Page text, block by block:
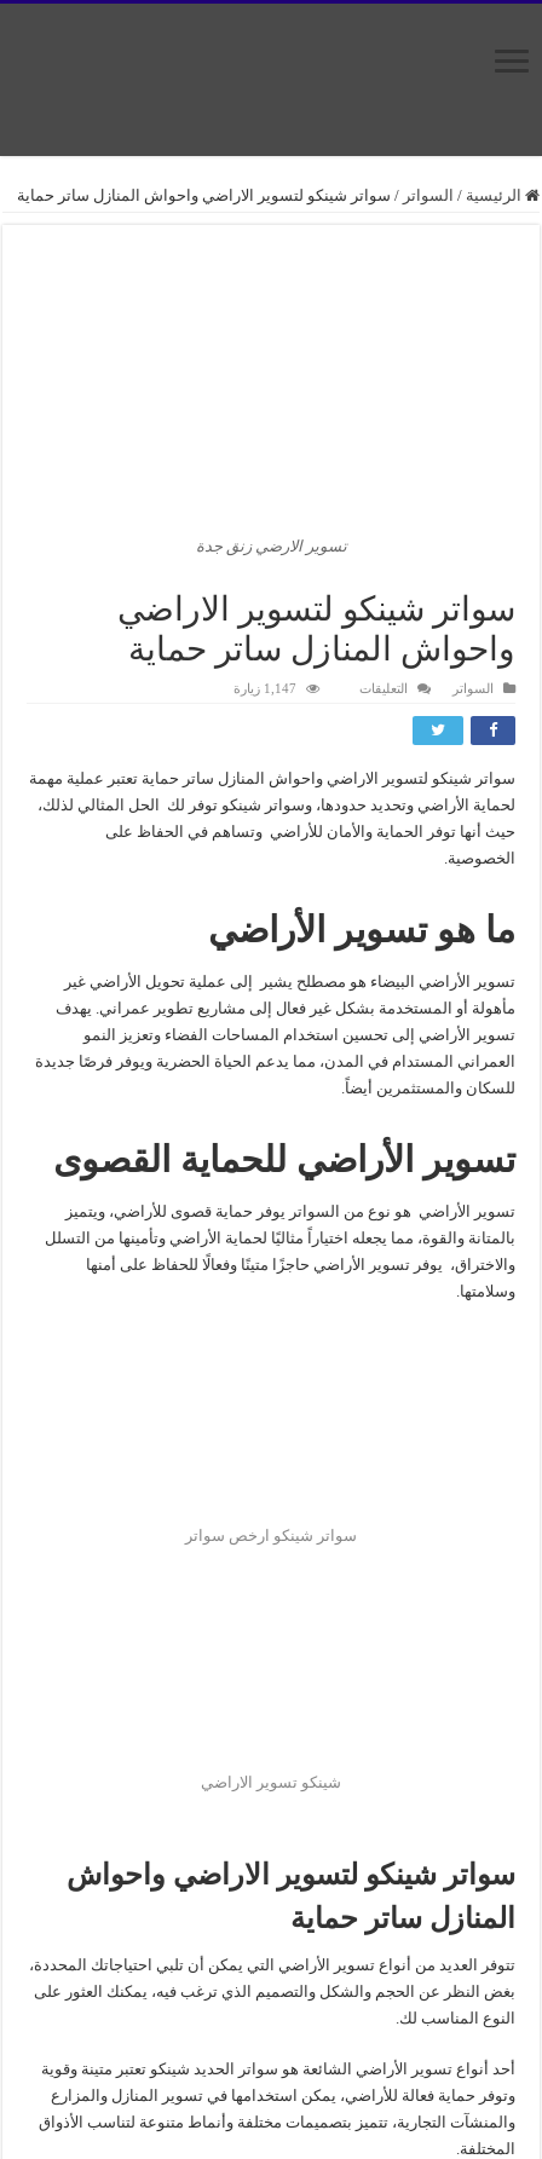
الرئيسية / السواتر / سواتر شينكو لتسوير الاراضي واحواش المنازل ساتر حماية
تسوير الارضي زنق جدة
سواتر شينكو لتسوير الاراضي
واحواش المنازل ساتر حماية
السواتر التعليقات
المنازل
حماية
مغلقة
1,147 زيارة
سواتر شينكو لتسوير الاراضي واحواش المنازل ساتر حماية تعتبر عملية مهمة
لحماية الأراضي وتحديد حدودها، وسواتر شينكو توفر لك الحل المثالي لذلك،
حيث أنها توفر الحماية والأمان للأراضي وتساهم في الحفاظ على
الخصوصية.
ما هو تسوير الأراضي
تسوير الأراضي البيضاء هو مصطلح يشير إلى عملية تحويل الأراضي غير
مأهولة أو المستخدمة بشكل غير فعال إلى مشاريع تطوير عمراني. يهدف
تسوير الأراضي إلى تحسين استخدام المساحات الفضاء وتعزيز النمو
العمراني المستدام في المدن، مما يدعم الحياة الحضرية ويوفر فرصًا جديدة
للسكان والمستثمرين أيضاً.
تسوير الأراضي للحماية القصوى
تسوير الأراضي هو نوع من السواتر يوفر حماية قصوى للأراضي، ويتميز
بالمتانة والقوة، مما يجعله اختياراً مثاليًا لحماية الأراضي وتأمينها من التسلل
والاختراق، يوفر تسوير الأراضي حاجزًا متينًا وفعالًا للحفاظ على أمنها
وسلامتها.
سواتر شينكو ارخص سواتر
شينكو تسوير الاراضي
سواتر شينكو لتسوير الاراضي واحواش
المنازل ساتر حماية
تتوفر العديد من أنواع تسوير الأراضي التي يمكن أن تلبي احتياجاتك المحددة،
بغض النظر عن الحجم والشكل والتصميم الذي ترغب فيه، يمكنك العثور على
النوع المناسب لك.
أحد أنواع تسوير الأراضي الشائعة هو سواتر الحديد شينكو تعتبر متينة وقوية
وتوفر حماية فعالة للأراضي، يمكن استخدامها في تسوير المنازل والمزارع
والمنشآت التجارية، تتميز بتصميمات مختلفة وأنماط متنوعة لتناسب الأذواق
المختلفة.